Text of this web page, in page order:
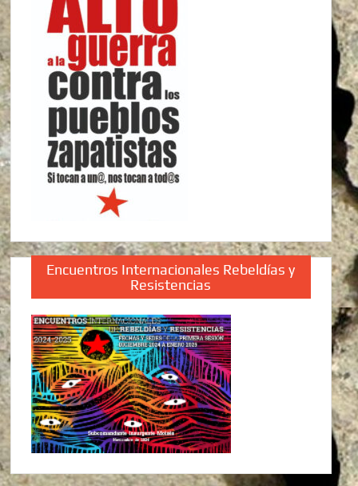
Encuentros Internacionales Rebeldías y
Resistencias